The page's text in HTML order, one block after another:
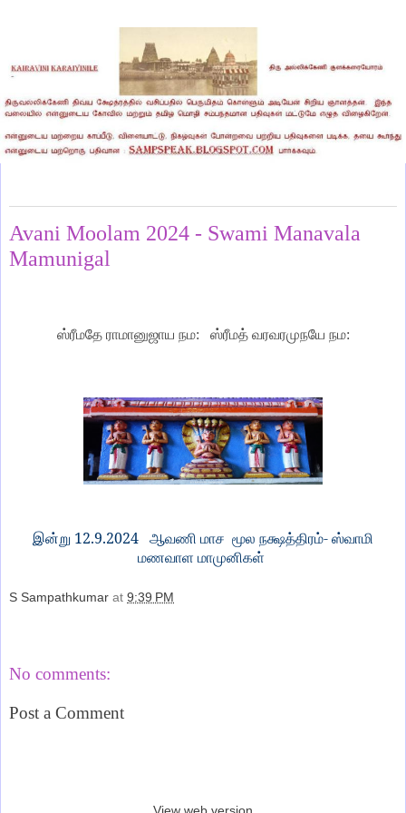
Avani Moolam 2024 - Swami Manavala
Mamunigal
ஸ்ரீமதே ராமானுஜாய நம: ஸ்ரீமத் வரவரமுநயே நம:
இன்று 12.9.2024 ஆவணி மாச மூல நக்ஷத்திரம்- ஸ்வாமி
மணவாள மாமுனிகள்
S Sampathkumar at 9:39 PM
No comments:
Post a Comment
View web version